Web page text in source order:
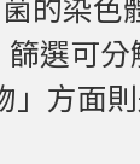
選可
」方面